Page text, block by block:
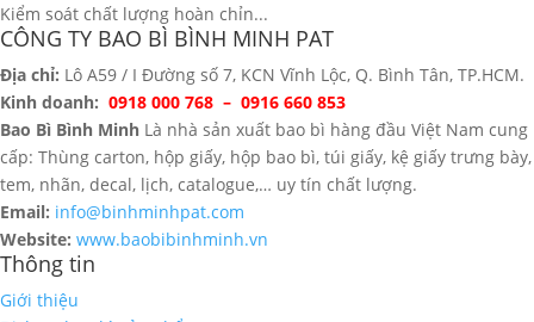
Kiểm soát chất lượng hoàn chỉn...
CÔNG TY BAO BÌ BÌNH MINH PAT
Địa chỉ: Lô A59 / I Đường số 7, KCN Vĩnh Lộc, Q. Bình Tân, TP.HCM.
Kinh doanh: 0918 000 768 – 0916 660 853
Bao Bì Bình Minh Là nhà sản xuất bao bì hàng đầu Việt Nam cung
cấp: Thùng carton, hộp giấy, hộp bao bì, túi giấy, kệ giấy trưng bày,
tem, nhãn, decal, lịch, catalogue,… uy tín chất lượng.
Email: info@binhminhpat.com
Website: www.baobibinhminh.vn
Thông tin
Giới thiệu